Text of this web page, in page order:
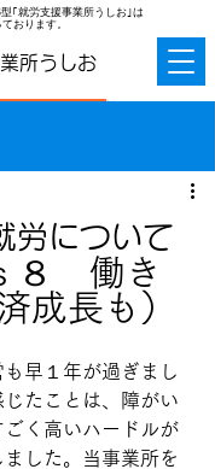
｢就労支援事業所うしお｣は
おります。
所うしお
労について
８　働き
成長も）
早１年が過ぎまし
たことは、障がい
く高いハードルが
した。当事業所を